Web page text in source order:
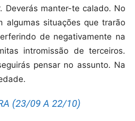
Deverás manter-te calado. No
algumas situações que trarão
de negativamente na
intromissão de terceiros.
pensar no assunto. Na
(23/09 A 22/10)